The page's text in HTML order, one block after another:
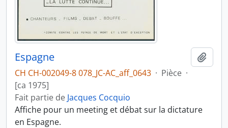
Espagne
CH CH-002049-8 078_JC-AC_aff_0643 · Pièce ·
[ca 1975]
Fait partie de Jacques Cocquio
Affiche pour un meeting et débat sur la dictature
en Espagne.